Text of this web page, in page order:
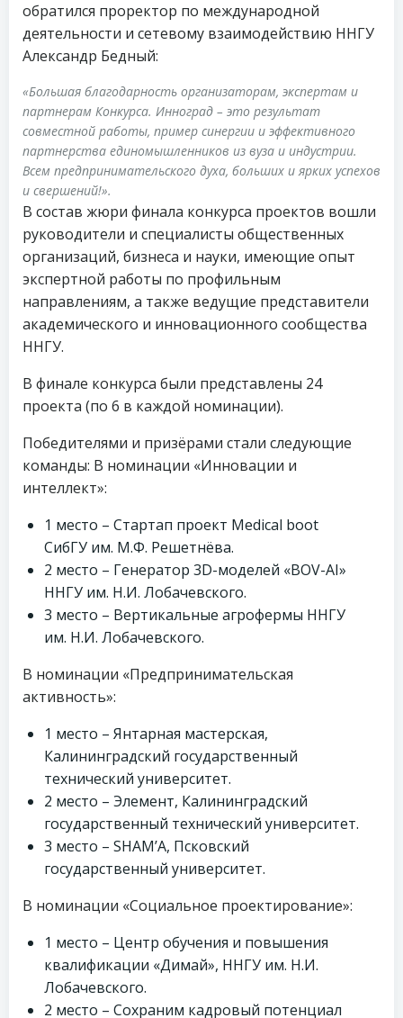
обратился проректор по международной
деятельности и сетевому взаимодействию ННГУ
Александр Бедный:
«Большая благодарность организаторам, экспертам и
партнерам Конкурса. Инноград – это результат
совместной работы, пример синергии и эффективного
партнерства единомышленников из вуза и индустрии.
Всем предпринимательского духа, больших и ярких успехов
и свершений!».
В состав жюри финала конкурса проектов вошли
руководители и специалисты общественных
организаций, бизнеса и науки, имеющие опыт
экспертной работы по профильным
направлениям, а также ведущие представители
академического и инновационного сообщества
ННГУ.
В финале конкурса были представлены 24
проекта (по 6 в каждой номинации).
Победителями и призёрами стали следующие
команды: В номинации «Инновации и
интеллект»:
1 место – Стартап проект Medical boot
СибГУ им. М.Ф. Решетнёва.
2 место – Генератор 3D-моделей «BOV-AI»
ННГУ им. Н.И. Лобачевского.
3 место – Вертикальные агрофермы ННГУ
им. Н.И. Лобачевского.
В номинации «Предпринимательская
активность»:
1 место – Янтарная мастерская,
Калининградский государственный
технический университет.
2 место – Элемент, Калининградский
государственный технический университет.
3 место – SHAM’A, Псковский
государственный университет.
В номинации «Социальное проектирование»:
1 место – Центр обучения и повышения
квалификации «Димай», ННГУ им. Н.И.
Лобачевского.
2 место – Сохраним кадровый потенциал